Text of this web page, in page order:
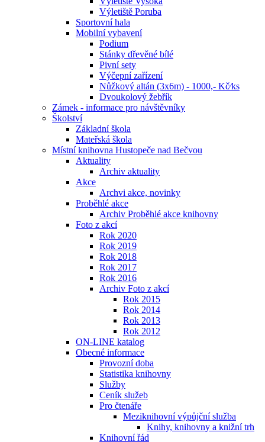
Výletiště Poruba
Sportovní hala
Mobilní vybavení
Podium
Stánky dřevěné bílé
Pivní sety
Výčepní zařízení
Nůžkový altán (3x6m) - 1000,- Kč⁄ks
Dvoukolový žebřík
Zámek - informace pro návštěvníky
Školství
Základní škola
Mateřská škola
Místní knihovna Hustopeče nad Bečvou
Aktuality
Archiv aktuality
Akce
Archvi akce, novinky
Proběhlé akce
Archiv Proběhlé akce knihovny
Foto z akcí
Rok 2020
Rok 2019
Rok 2018
Rok 2017
Rok 2016
Archiv Foto z akcí
Rok 2015
Rok 2014
Rok 2013
Rok 2012
ON-LINE katalog
Obecné informace
Provozní doba
Statistika knihovny
Služby
Ceník služeb
Pro čtenáře
Meziknihovní výpůjční služba
Knihy, knihovny a knižní trh
Knihovní řád